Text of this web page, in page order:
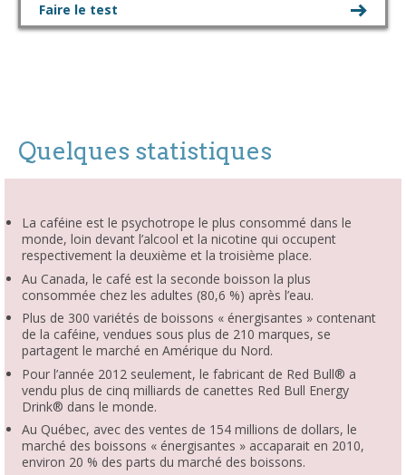
Faire le test
Quelques statistiques
La caféine est le psychotrope le plus consommé dans le
monde, loin devant l’alcool et la nicotine qui occupent
respectivement la deuxième et la troisième place.
Au Canada, le café est la seconde boisson la plus
consommée chez les adultes (80,6 %) après l’eau.
Plus de 300 variétés de boissons « énergisantes » contenant
de la caféine, vendues sous plus de 210 marques, se
partagent le marché en Amérique du Nord.
Pour l’année 2012 seulement, le fabricant de Red Bull® a
vendu plus de cinq milliards de canettes Red Bull Energy
Drink® dans le monde.
Au Québec, avec des ventes de 154 millions de dollars, le
marché des boissons « énergisantes » accaparait en 2010,
environ 20 % des parts du marché des boissons.